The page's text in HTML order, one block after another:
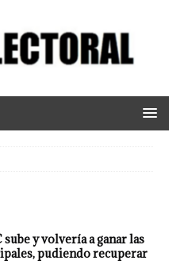
sube y volvería a ganar las
pudiendo recuperar